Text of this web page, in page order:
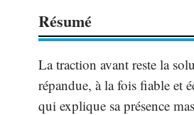
Résumé
La traction avant reste la
répandue, à la fois fiable et
qui explique sa présence